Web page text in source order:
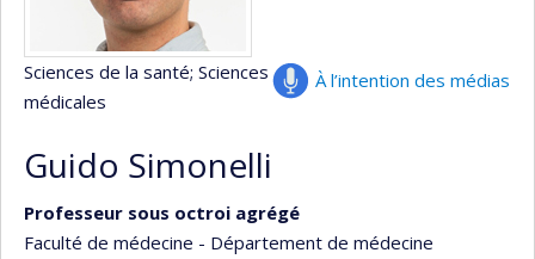
À l’intention des médias
Sciences de la santé; Sciences
médicales
Guido Simonelli
Professeur sous octroi agrégé
Faculté de médecine - Département de médecine